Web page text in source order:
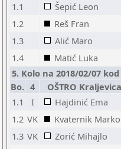
1.1
Šepić Leon
1.2
Reš Fran
1.3
Alić Maro
1.4
Matić Luka
5. Kolo na 2018/02/07 kod
Bo. 4 OŠTRO Kraljevica
1.1
I Hajdinić Ema
1.2 VK Kvaternik Marko
1.3 VK Zorić Mihajlo